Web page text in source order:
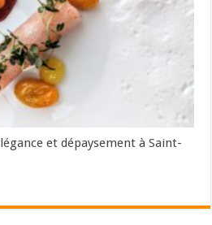
et dépaysement à Saint-